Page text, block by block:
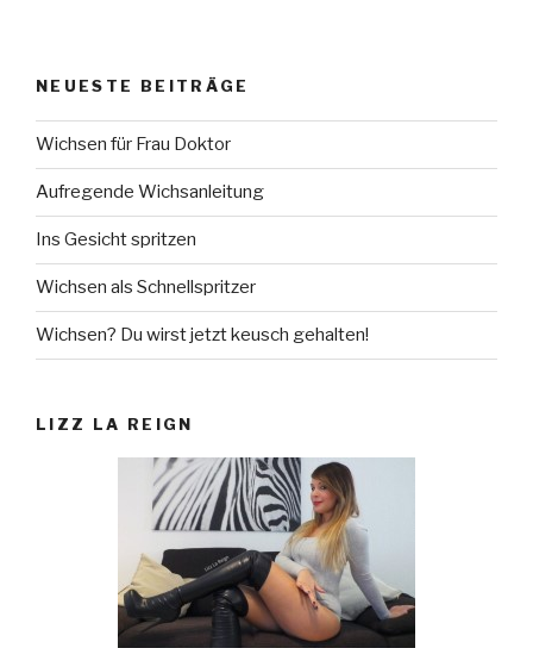
NEUESTE BEITRÄGE
Wichsen für Frau Doktor
Aufregende Wichsanleitung
Ins Gesicht spritzen
Wichsen als Schnellspritzer
Wichsen? Du wirst jetzt keusch gehalten!
LIZZ LA REIGN